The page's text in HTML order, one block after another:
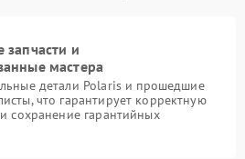
и
мастера
детали Polaris и прошедшие
что гарантирует корректную
сохранение гарантийных